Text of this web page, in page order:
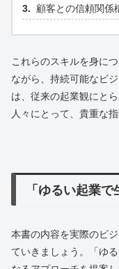
顧客との信頼関係
これらのスキルを身に
ながら、持続可能なビ
は、従来の起業観にと
人々にとって、貴重な
「ゆるい起業
本書の内容を実際のビ
ていきましょう。「ゆ